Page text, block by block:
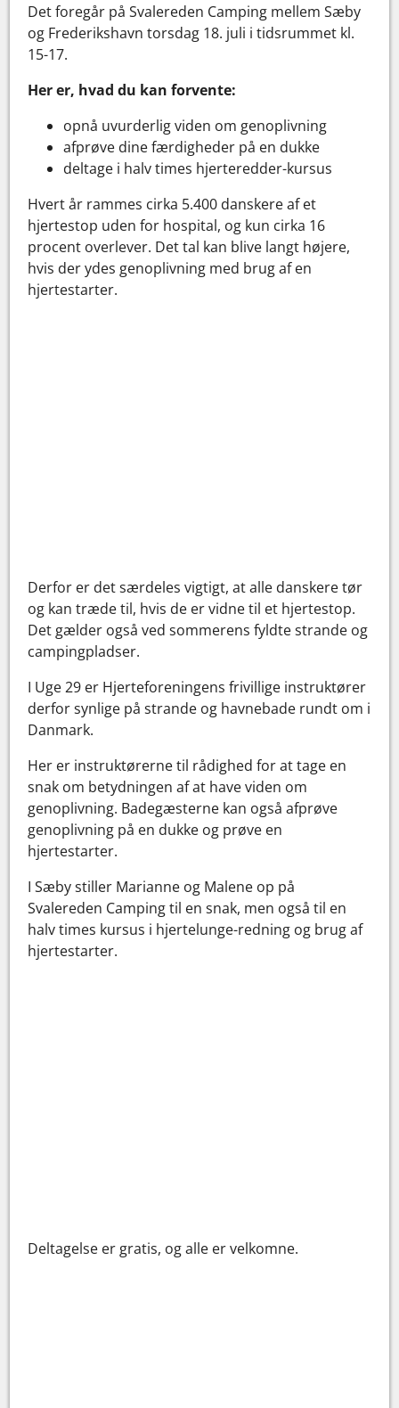
Det foregår på Svalereden Camping mellem Sæby
og Frederikshavn torsdag 18. juli i tidsrummet kl.
15-17.
Her er, hvad du kan forvente:
opnå uvurderlig viden om genoplivning
afprøve dine færdigheder på en dukke
deltage i halv times hjerteredder-kursus
Hvert år rammes cirka 5.400 danskere af et
hjertestop uden for hospital, og kun cirka 16
procent overlever. Det tal kan blive langt højere,
hvis der ydes genoplivning med brug af en
hjertestarter.
Derfor er det særdeles vigtigt, at alle danskere tør
og kan træde til, hvis de er vidne til et hjertestop.
Det gælder også ved sommerens fyldte strande og
campingpladser.
I Uge 29 er Hjerteforeningens frivillige instruktører
derfor synlige på strande og havnebade rundt om i
Danmark.
Her er instruktørerne til rådighed for at tage en
snak om betydningen af at have viden om
genoplivning. Badegæsterne kan også afprøve
genoplivning på en dukke og prøve en
hjertestarter.
I Sæby stiller Marianne og Malene op på
Svalereden Camping til en snak, men også til en
halv times kursus i hjertelunge-redning og brug af
hjertestarter.
Deltagelse er gratis, og alle er velkomne.